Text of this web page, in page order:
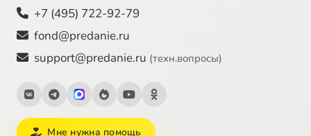
+7 (495) 722-92-79
fond@predanie.ru
support@predanie.ru (техн.вопросы)
Мне нужна помощь